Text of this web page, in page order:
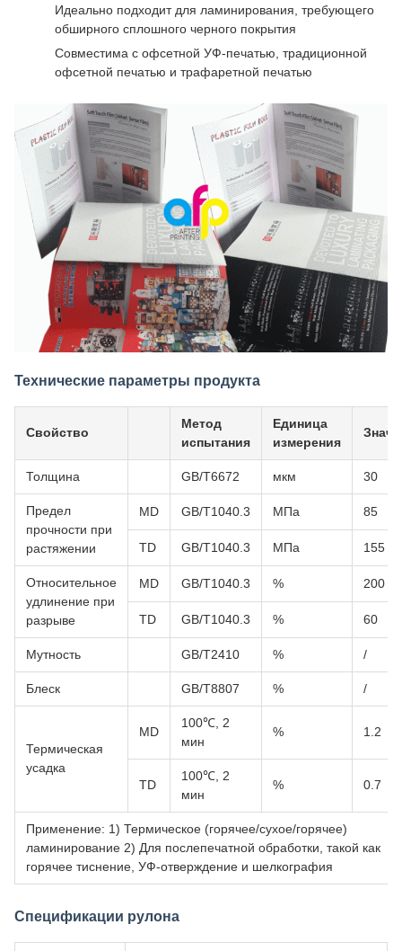
Идеально подходит для ламинирования, требующего
обширного сплошного черного покрытия
Совместима с офсетной УФ-печатью, традиционной
офсетной печатью и трафаретной печатью
Технические параметры продукта
Свойство
Метод
испытания
Единица
измерения
Толщина GB/T6672 мкм 30
Предел
прочности при
растяжении
MD GB/T1040.3 МПа 85
TD GB/T1040.3 МПа 155
Относительное
удлинение при
разрыве
MD GB/T1040.3 % 200
TD GB/T1040.3 % 60
Мутность GB/T2410 % /
Блеск GB/T8807 % /
Термическая
усадка
MD
100℃, 2
мин
% 1.2
TD
100℃, 2
мин
% 0.7
Применение: 1) Термическое (горячее/сухое/горячее)
ламинирование 2) Для послепечатной обработки, такой как
горячее тиснение, УФ-отверждение и шелкография
Спецификации рулона